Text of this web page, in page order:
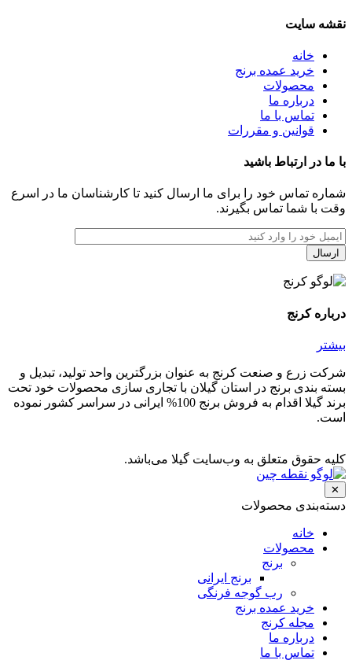
نقشه سایت
خانه
خرید عمده برنج
محصولات
درباره ما
تماس با ما
قوانین و مقررات
با ما در ارتباط باشید
شماره تماس خود را برای ما ارسال کنید تا کارشناسان ما در اسرع
وقت با شما تماس بگیرند.
درباره کرنج
بیشتر
شرکت زرع و صنعت کرنج به عنوان بزرگترین واحد تولید، تبدیل و
بسته بندی برنج در استان گیلان با تجاری سازی محصولات خود تحت
برند گیلا اقدام به فروش برنج 100% ایرانی در سراسر کشور نموده
است.
کلیه حقوق متعلق به وب‌سایت گیلا می‌باشد.
✕
دسته‌بندی محصولات
خانه
محصولات
برنج
برنج ایرانی
رب گوجه فرنگی
خرید عمده برنج
مجله کرنج
درباره ما
تماس با ما